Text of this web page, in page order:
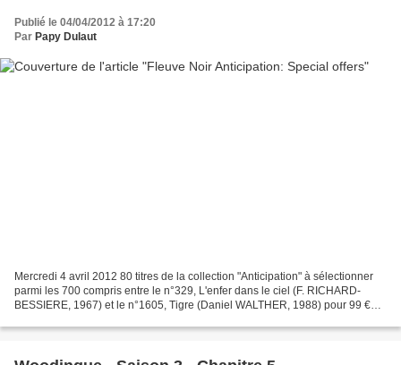
Publié le 04/04/2012 à 17:20
Par Papy Dulaut
Mercredi 4 avril 2012 80 titres de la collection "Anticipation" à sélectionner
parmi les 700 compris entre le n°329, L'enfer dans le ciel (F. RICHARD-
BESSIERE, 1967) et le n°1605, Tigre (Daniel WALTHER, 1988) pour 99 €